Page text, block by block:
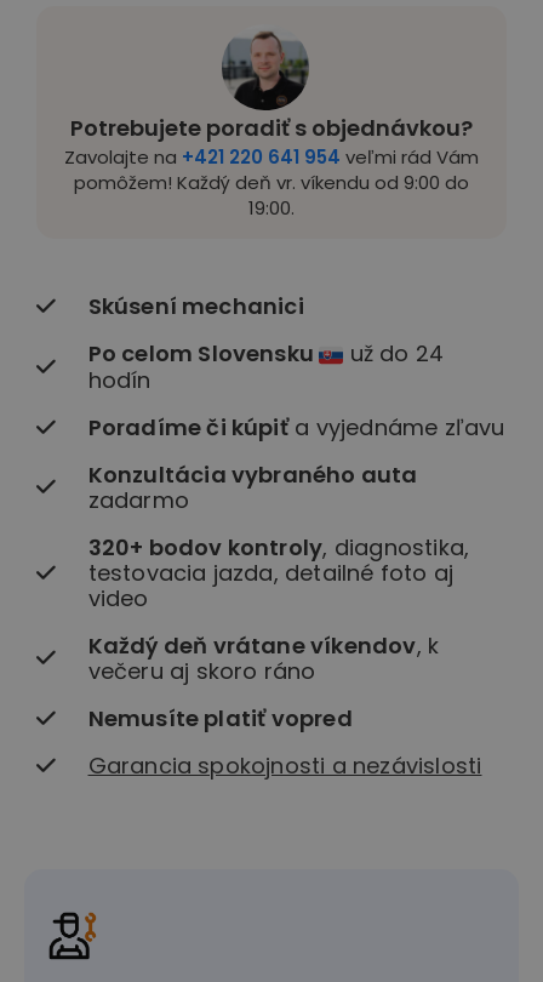
Potrebujete poradiť s objednávkou?
Zavolajte na +421 220 641 954 veľmi rád Vám
pomôžem! Každý deň vr. víkendu od 9:00 do
19:00.
Skúsení mechanici
Po celom Slovensku
už do 24
hodín
Poradíme či kúpiťa vyjednáme zľavu
Konzultácia vybraného auta
zadarmo
320+ bodov kontroly, diagnostika,
testovacia jazda, detailné foto aj
video
Každý deň vrátane víkendov, k
večeru aj skoro ráno
Nemusíte platiť vopred
Garancia spokojnosti a nezávislosti